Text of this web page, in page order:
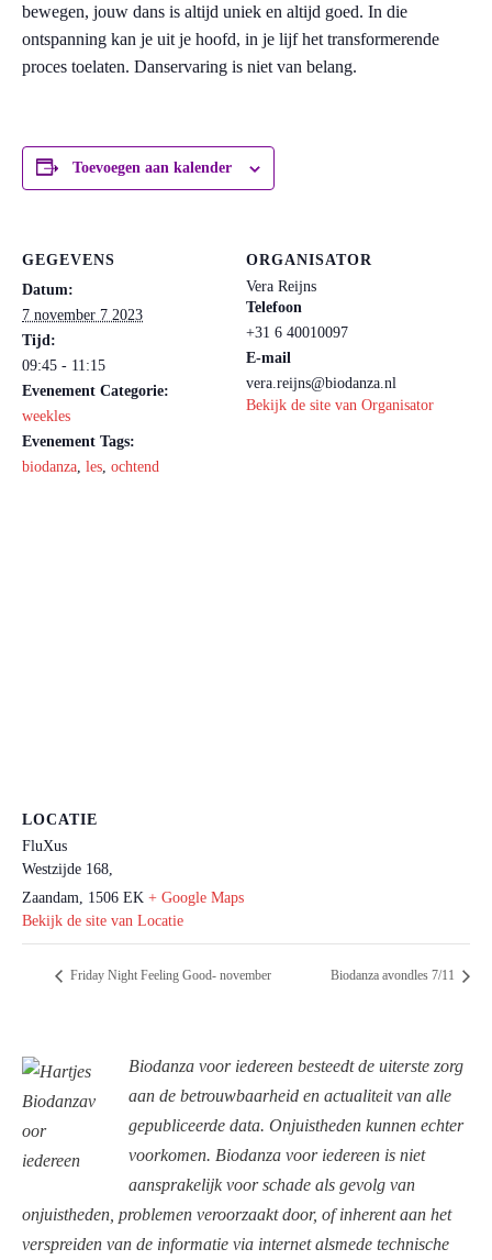
bewegen, jouw dans is altijd uniek en altijd goed. In die
ontspanning kan je uit je hoofd, in je lijf het transformerende
proces toelaten. Danservaring is niet van belang.
Toevoegen aan kalender
GEGEVENS
Datum:
7 november 7 2023
Tijd:
09:45 - 11:15
Evenement Categorie:
weekles
Evenement Tags:
biodanza les ochtend
ORGANISATOR
Vera Reijns
Telefoon
+31 6 40010097
E-mail
vera.reijns@biodanza.nl
Bekijk de site van Organisator
LOCATIE
FluXus
Westzijde 168,
Zaandam
1506 EK + Google Maps
Bekijk de site van Locatie
Friday Night Feeling Good- november Biodanza avondles 7/11
Biodanza voor iedereen besteedt de uiterste zorg
aan de betrouwbaarheid en actualiteit van alle
gepubliceerde data. Onjuistheden kunnen echter
voorkomen. Biodanza voor iedereen is niet
aansprakelijk voor schade als gevolg van
onjuistheden, problemen veroorzaakt door, of inherent aan het
verspreiden van de informatie via internet alsmede technische